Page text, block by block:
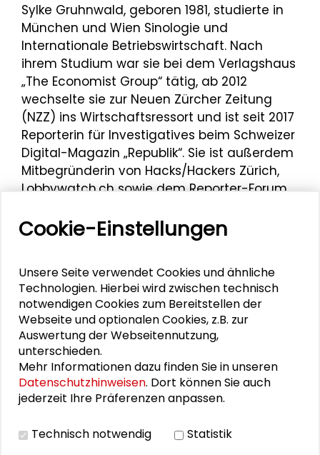
Sylke Gruhnwald, geboren 1981, studierte in
München und Wien Sinologie und
Internationale Betriebswirtschaft. Nach
ihrem Studium war sie bei dem Verlagshaus
„The Economist Group“ tätig, ab 2012
wechselte sie zur Neuen Zürcher Zeitung
(NZZ) ins Wirtschaftsressort und ist seit 2017
Reporterin für Investigatives beim Schweizer
Digital-Magazin „Republik“. Sie ist außerdem
Mitbegründerin von Hacks/Hackers Zürich,
Lobbywatch.ch sowie dem Reporter-Forum
Sylke Gruhnwald war Podiumsdiskuskutantin
Erkenntnis gegen 'alternative Fakten'? Zum
Verhältnis von von Wissenschaft, Medien
und Politik im digitalen Zeitalter“im Juli 2018
im Schader-Forum.
Personen im Kontext
Jens Steffek
Cookie-Einstellungen
Unsere Seite verwendet Cookies und ähnliche
Technologien. Hierbei wird zwischen technisch
notwendigen Cookies zum Bereitstellen der
Webseite und optionalen Cookies, z.B. zur
Auswertung der Webseitennutzung,
unterschieden.
Mehr Informationen dazu finden Sie in unseren
Datenschutzhinweisen. Dort können Sie auch
jederzeit Ihre Präferenzen anpassen.
Technisch notwendig Statistik